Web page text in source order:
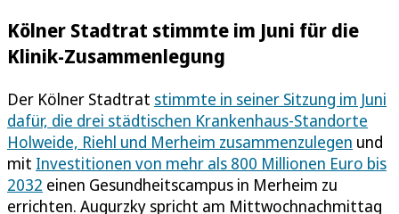
Kölner Stadtrat stimmte im Juni für die
Klinik-Zusammenlegung
Der Kölner Stadtrat stimmte in seiner Sitzung im Juni
dafür, die drei städtischen Krankenhaus-Standorte
Holweide, Riehl und Merheim zusammenzulegen und
mit Investitionen von mehr als 800 Millionen Euro bis
2032 einen Gesundheitscampus in Merheim zu
errichten. Augurzky spricht am Mittwochnachmittag